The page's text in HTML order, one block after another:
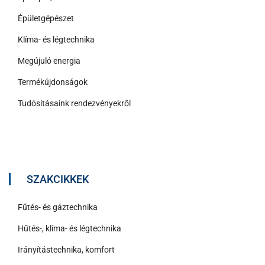
Épületgépészet
Klíma- és légtechnika
Megújuló energia
Termékújdonságok
Tudósításaink rendezvényekről
SZAKCIKKEK
Fűtés- és gáztechnika
Hűtés-, klíma- és légtechnika
Irányítástechnika, komfort